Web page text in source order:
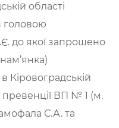
області
головою
до якої запрошено
превенції ВП № 1 (м.
С.А. та